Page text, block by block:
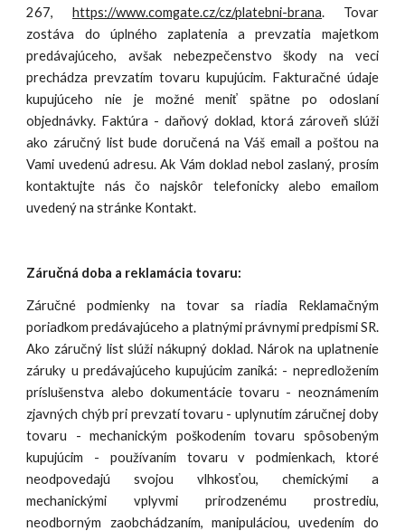
267, https://www.comgate.cz/cz/platebni-brana. Tovar
zostáva do úplného zaplatenia a prevzatia majetkom
predávajúceho, avšak nebezpečenstvo škody na veci
prechádza prevzatím tovaru kupujúcim. Fakturačné údaje
kupujúceho nie je možné meniť spätne po odoslaní
objednávky. Faktúra - daňový doklad, ktorá zároveň slúži
ako záručný list bude doručená na Váš email a poštou na
Vami uvedenú adresu. Ak Vám doklad nebol zaslaný, prosím
kontaktujte nás čo najskôr telefonicky alebo emailom
uvedený na stránke Kontakt.
Záručná doba a reklamácia tovaru:
Záručné podmienky na tovar sa riadia Reklamačným
poriadkom predávajúceho a platnými právnymi predpismi SR.
Ako záručný list slúži nákupný doklad. Nárok na uplatnenie
záruky u predávajúceho kupujúcim zaniká: - nepredložením
príslušenstva alebo dokumentácie tovaru - neoznámením
zjavných chýb pri prevzatí tovaru - uplynutím záručnej doby
tovaru - mechanickým poškodením tovaru spôsobeným
kupujúcim - používaním tovaru v podmienkach, ktoré
neodpovedajú svojou vlhkosťou, chemickými a
mechanickými vplyvmi prirodzenému prostrediu,
neodborným zaobchádzaním, manipuláciou, uvedením do